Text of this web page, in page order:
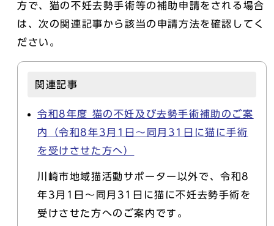
方で、猫の不妊去勢手術等の補助申請をされる場合
は、次の関連記事から該当の申請方法を確認してく
ださい。
関連記事
令和8年度 猫の不妊及び去勢手術補助のご案
内（令和8年3月1日～同月31日に猫に手術
を受けさせた方へ）
川崎市地域猫活動サポーター以外で、令和8
年3月1日～同月31日に猫に不妊去勢手術を
受けさせた方へのご案内です。